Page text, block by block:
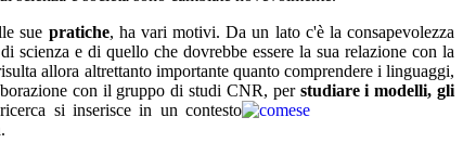
sue pratiche, ha vari motivi. Da un lato c'è laconsapevolezza
e di quello che dovrebbe essere la sua relazione con la
allora altrettanto importante quanto comprendere i linguaggi,
con il gruppo di studi CNR, per studiarei modelli, gli
si inserisce in un contesto